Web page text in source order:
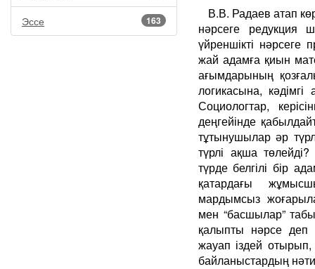
163
Эссе
В.В. Радаев атап
нәрсеге редукция
үйреншікті нәрсеге
жай адамға қиын
ағымдарының
логикасына,
Социологтар,
деңгейінде
тұтынушылар әр
түрлі ақша төлейді?
түрде белгілі бір
қатардағы
мардымсыз
мен “басшылар”
қалыпты нәрсе деп
жауап іздей отырып,
байланыстардың